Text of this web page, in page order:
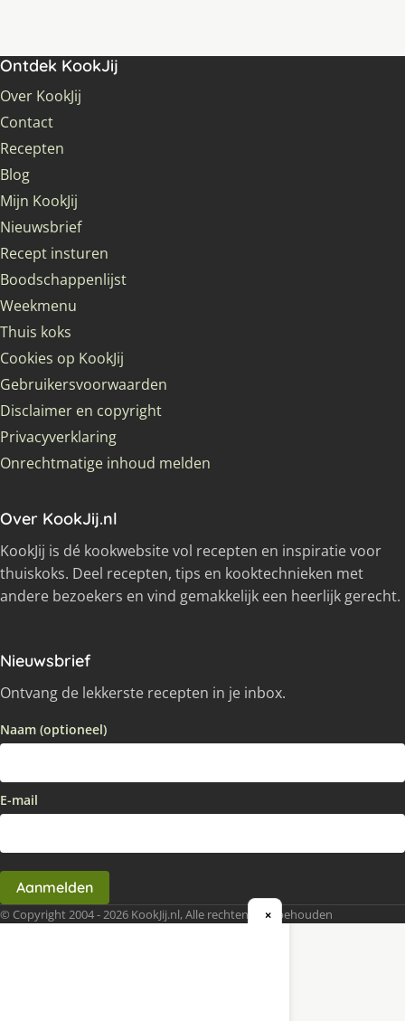
Ontdek KookJij
Over KookJij
Contact
Recepten
Blog
Mijn KookJij
Nieuwsbrief
Recept insturen
Boodschappenlijst
Weekmenu
Thuis koks
Cookies op KookJij
Gebruikersvoorwaarden
Disclaimer en copyright
Privacyverklaring
Onrechtmatige inhoud melden
Over KookJij.nl
KookJij is dé kookwebsite vol recepten en inspiratie voor
thuiskoks. Deel recepten, tips en kooktechnieken met
andere bezoekers en vind gemakkelijk een heerlijk gerecht.
Nieuwsbrief
Ontvang de lekkerste recepten in je inbox.
Naam (optioneel)
E-mail
Aanmelden
© Copyright 2004 - 2026 KookJij.nl, Alle rechten voorbehouden
×